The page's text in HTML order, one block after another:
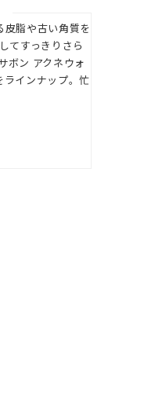
脂や古い角質を
てすっきりさら
ボン アクネウォ
ラインナップ。忙